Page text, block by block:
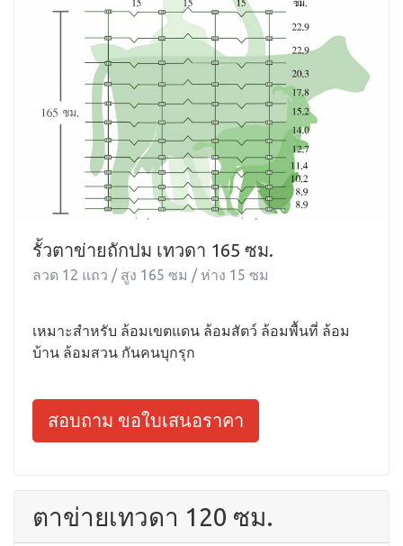
รั้วตาข่ายถักปม เทวดา 165 ซม.
ลวด 12 แถว / สูง 165 ซม / ห่าง 15 ซม
เหมาะสำหรับ ล้อมเขตแดน ล้อมสัตว์ ล้อมพื้นที่ ล้อม
บ้าน ล้อมสวน กันคนบุกรุก
สอบถาม ขอใบเสนอราคา
ตาข่ายเทวดา 120 ซม.